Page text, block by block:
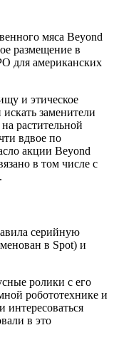
мяса Beyond
размещение в
для американских
и этическое
заменители
растительной
вдвое по
акции Beyond
в том числе с
серийную
в Spot) и
ролики с его
робототехнике и
интересоваться
в это